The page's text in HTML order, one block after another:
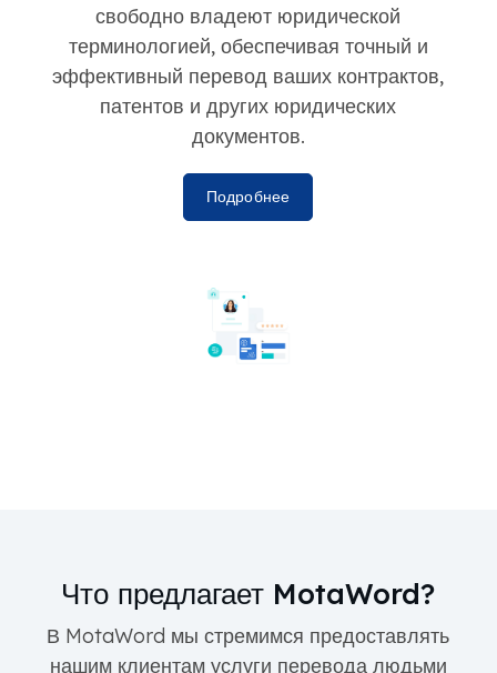
свободно владеют юридической
терминологией, обеспечивая точный и
эффективный перевод ваших контрактов,
патентов и других юридических
документов.
Подробнее
Что предлагает MotaWord?
В MotaWord мы стремимся предоставлять
нашим клиентам услуги перевода людьми